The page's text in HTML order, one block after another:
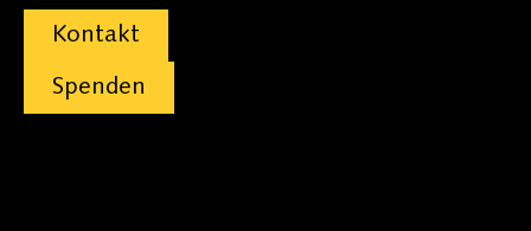
Kontakt
Spenden